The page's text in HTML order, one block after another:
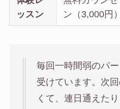
ッスン
ン（3,000円）
毎回一時間弱のパ
受けています。次
くて、連日通えた